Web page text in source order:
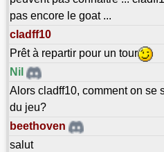
pas encore le goat ...
cladff10
Prêt à repartir pour un tour
Nil
Alors cladff10, comment on se
du jeu?
beethoven
salut